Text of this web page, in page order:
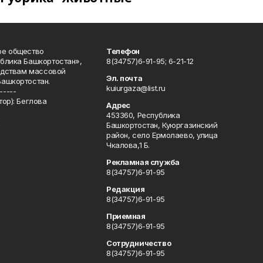
общество
Башкортостан»,
массовой
Беглова
Телефон
8(34757)6-91-95; 6-21-12
Эл. почта
kuiurgaza@list.ru
Адрес
453360, Республика
Башкортостан, Куюргазинский
район, село Ермолаево, улица
Чкалова,1 Б.
Рекламная служба
8(34757)6-91-95
Редакция
8(34757)6-91-95
Приемная
8(34757)6-91-95
Сотрудничество
8(34757)6-91-95